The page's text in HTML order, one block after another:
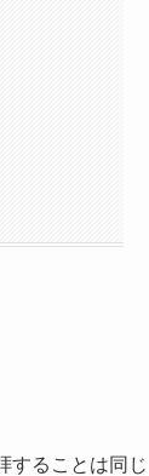
することは同じ